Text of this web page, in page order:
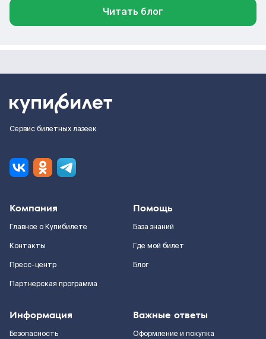
Читать блог
Сервис билетных лазеек
Компания
Главное о Купибилете
Контакты
Пресс-центр
Партнерская программа
Помощь
База знаний
Где мой билет
Блог
Информация
Безопасность
Важные ответы
Оформление и покупка